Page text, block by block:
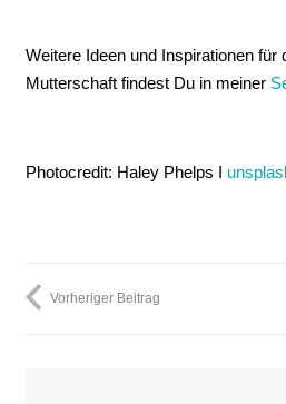
Weitere Ideen und Inspirationen für
Mutterschaft findest Du in meiner
Photocredit: Haley Phelps I
Vorheriger Beitrag